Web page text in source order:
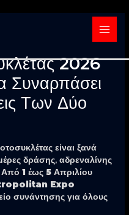
MAIN
MENU
2026
Συναρπάσει
Των Δύο
είναι ξανά
δράσης, αδρεναλίνης
Από1 έως 5 Απριλίου
Expo
συνάντησης για όλους